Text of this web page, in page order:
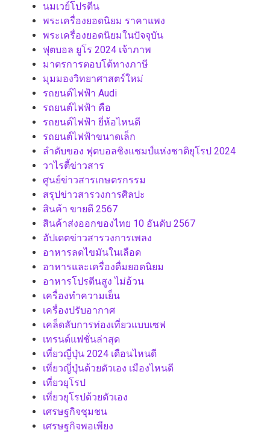
นมเวย์โปรตีน
พระเครื่องยอดนิยม ราคาแพง
พระเครื่องยอดนิยมในปัจจุบัน
ฟุตบอล ยูโร 2024 เจ้าภาพ
มาตรการตอบโต้ทางภาษี
มุมมองวิทยาศาสตร์ใหม่
รถยนต์ไฟฟ้า Audi
รถยนต์ไฟฟ้า คือ
รถยนต์ไฟฟ้า ยี่ห้อไหนดี
รถยนต์ไฟฟ้าขนาดเล็ก
ลำดับของ ฟุตบอลชิงแชมป์แห่งชาติยุโรป 2024
วาไรตี้ข่าวสาร
ศูนย์ข่าวสารเกษตรกรรม
สรุปข่าวสารวงการศิลปะ
สินค้า ขายดี 2567
สินค้าส่งออกของไทย 10 อันดับ 2567
อัปเดตข่าวสารวงการเพลง
อาหารลดไขมันในเลือด
อาหารและเครื่องดื่มยอดนิยม
อาหารโปรตีนสูง ไม่อ้วน
เครื่องทำความเย็น
เครื่องปรับอากาศ
เคล็ดลับการท่องเที่ยวแบบเซฟ
เทรนด์แฟชั่นล่าสุด
เที่ยวญี่ปุ่น 2024 เดือนไหนดี
เที่ยวญี่ปุ่นด้วยตัวเอง เมืองไหนดี
เที่ยวยุโรป
เที่ยวยุโรปด้วยตัวเอง
เศรษฐกิจชุมชน
เศรษฐกิจพอเพียง